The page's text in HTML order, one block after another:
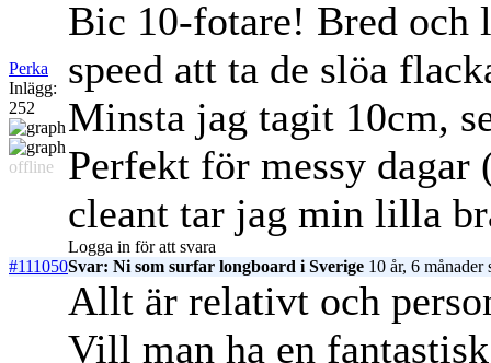
Perka
Inlägg:
252
offline
Bic 10-fotare! Bred och
speed att ta de slöa
Minsta jag tagit 10cm,
Perfekt för messy
cleant tar jag min lilla
Logga in för att svara
#111050Svar: Ni som surfar longboard i Sverige 10 år, 6 månader
Allt är relativt och
Vill man ha en